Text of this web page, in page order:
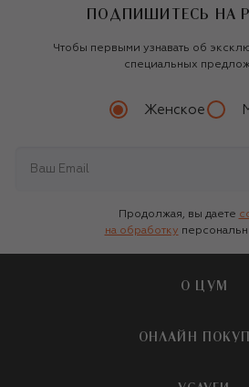
ПОДПИШИТЕСЬ НА
Чтобы первыми узнавать об
специальных
Женское
Продолжая, вы даете
на обработку
О ЦУМ
О магазине
ОНЛАЙН